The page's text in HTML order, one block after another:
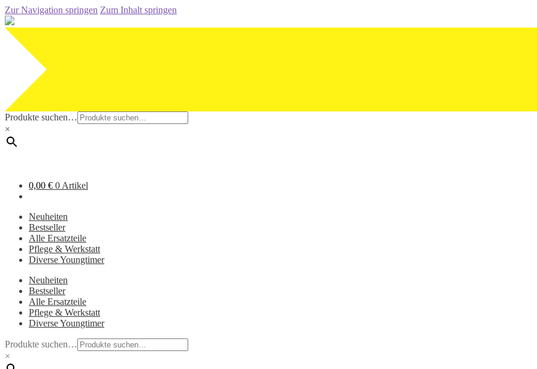
Zur Navigation springen Zum Inhalt springen
Produkte suchen…
×
0,00 € 0 Artikel
Neuheiten
Bestseller
Alle Ersatzteile
Pflege & Werkstatt
Diverse Youngtimer
Neuheiten
Bestseller
Alle Ersatzteile
Pflege & Werkstatt
Diverse Youngtimer
Produkte suchen…
×